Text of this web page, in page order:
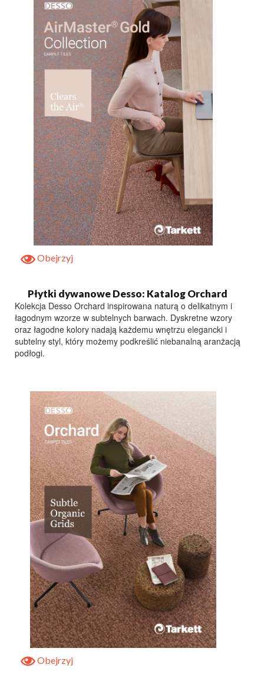
Obejrzyj
Płytki dywanowe Desso: Katalog Orchard
Kolekcja Desso Orchard inspirowana naturą o delikatnym i
łagodnym wzorze w subtelnych barwach. Dyskretne wzory
oraz łagodne kolory nadają każdemu wnętrzu elegancki i
subtelny styl, który możemy podkreślić niebanalną aranżacją
podłogi.
Obejrzyj